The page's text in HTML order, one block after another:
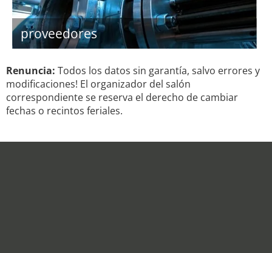
proveedores
Renuncia: Todos los datos sin garantía, salvo errores y
modificaciones! El organizador del salón
correspondiente se reserva el derecho de cambiar
fechas o recintos feriales.